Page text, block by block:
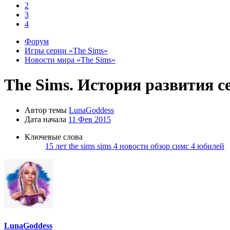
2
3
4
Форум
Игры серии «The Sims»
Новости мира «The Sims»
The Sims. История развития
Автор темы LunaGoddess
Дата начала 11 Фев 2015
Ключевые слова
15 лет the sims sims 4 новости обзор симс 4 юбилей
LunaGoddess